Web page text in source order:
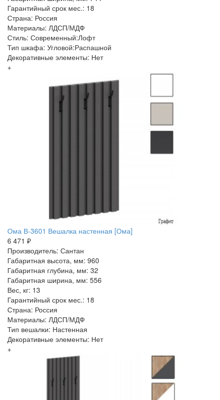
Гарантийный срок мес.: 18
Страна: Россия
Материалы: ЛДСП/МДФ
Стиль: Современный:Лофт
Тип шкафа: Угловой:Распашной
Декоративные элементы: Нет
+
Ома В-3601 Вешалка настенная [Ома]
6 471 ₽
Производитель: Сантан
Габаритная высота, мм: 960
Габаритная глубина, мм: 32
Габаритная ширина, мм: 556
Вес, кг: 13
Гарантийный срок мес.: 18
Страна: Россия
Материалы: ЛДСП/МДФ
Тип вешалки: Настенная
Декоративные элементы: Нет
+